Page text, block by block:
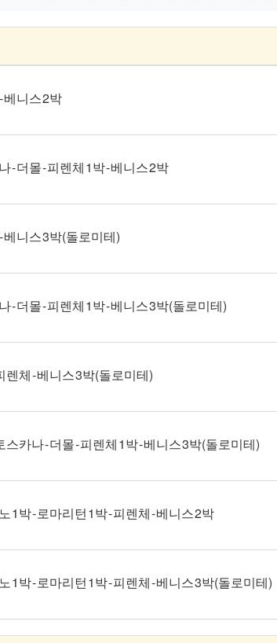
베니스 2박
- 더몰 - 피렌체 1박 - 베니스 2박
베니스 3박(돌로미테)
- 더몰 - 피렌체 1박 - 베니스 3박(돌로미테)
렌체 - 베니스 3박(돌로미테)
스카나 - 더몰 - 피렌체 1박 - 베니스 3박(돌로미테)
1박 - 로마리턴 1박 - 피렌체 - 베니스 2박
1박 - 로마리턴 1박 - 피렌체 - 베니스 3박(돌로미테)